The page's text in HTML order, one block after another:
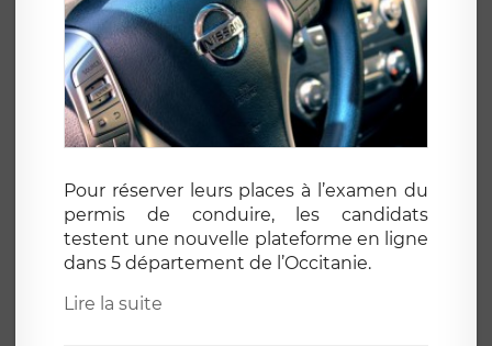
Pour réserver leurs places à l’examen du
permis de conduire, les candidats
testent une nouvelle plateforme en ligne
dans 5 département de l’Occitanie.
Lire la suite